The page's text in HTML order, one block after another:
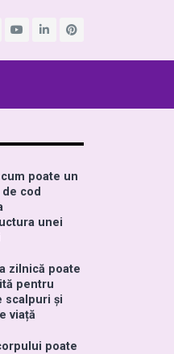
poate un
cod
unei
zilnică poate
pentru
scalpuri și
viață
poate